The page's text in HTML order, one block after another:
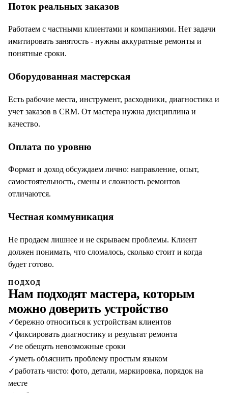
Поток реальных заказов
Работаем с частными клиентами и компаниями. Нет задачи
имитировать занятость - нужны аккуратные ремонты и
понятные сроки.
Оборудованная мастерская
Есть рабочие места, инструмент, расходники, диагностика и
учет заказов в CRM. От мастера нужна дисциплина и
качество.
Оплата по уровню
Формат и доход обсуждаем лично: направление, опыт,
самостоятельность, смены и сложность ремонтов
отличаются.
Честная коммуникация
Не продаем лишнее и не скрываем проблемы. Клиент
должен понимать, что сломалось, сколько стоит и когда
будет готово.
ПОДХОД
Нам подходят мастера, которым
можно доверить устройство
✓бережно относиться к устройствам клиентов
✓фиксировать диагностику и результат ремонта
✓не обещать невозможные сроки
✓уметь объяснить проблему простым языком
✓работать чисто: фото, детали, маркировка, порядок на
месте